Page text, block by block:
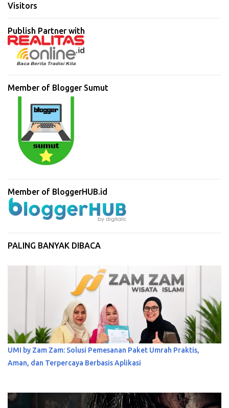
Visitors
Publish Partner with
Member of Blogger Sumut
Member of BloggerHUB.id
PALING BANYAK DIBACA
UMI by Zam Zam: Solusi Pemesanan Paket Umrah Praktis,
Aman, dan Terpercaya Berbasis Aplikasi